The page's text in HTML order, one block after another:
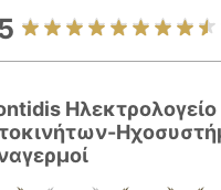
Ηλεκτρολογείο